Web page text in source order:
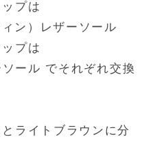
プは
ン）レザーソール
プは
ール でそれぞれ交換
ライトブラウンに分